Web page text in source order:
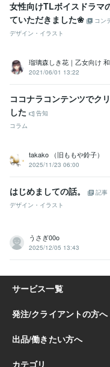
女性向けTLボイスドラマ
ていただきました❀
コン
デザイン・イラスト
瑠璃森しき花｜乙女向け
2021/06/01 13:22
ココナラコンテンツでク
した
告知
コラム
takako （旧ももや鈴子）
2025/11/23 06:00
はじめましての話。
記事
デザイン・イラスト
うさぎ00o
2025/12/05 13:43